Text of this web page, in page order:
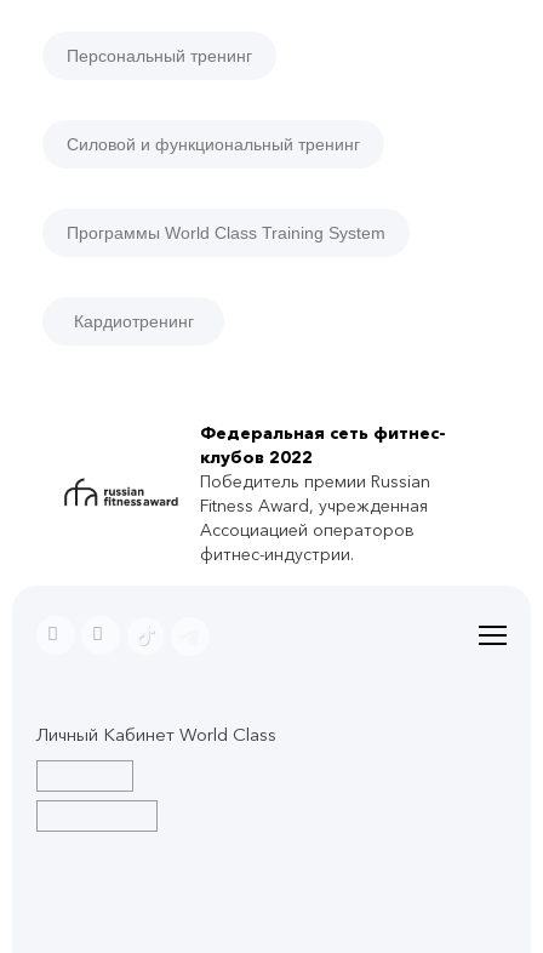
Персональный тренинг
Силовой и функциональный тренинг
Программы World Class Training System
Кардиотренинг
Федеральная сеть фитнес-
клубов 2022
Победитель премии Russian
Fitness Award, учрежденная
Ассоциацией операторов
фитнес-индустрии.
Личный Кабинет World Class